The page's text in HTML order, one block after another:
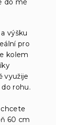
do mé
výšku
pro
kolem
využije
rohu.
60 cm